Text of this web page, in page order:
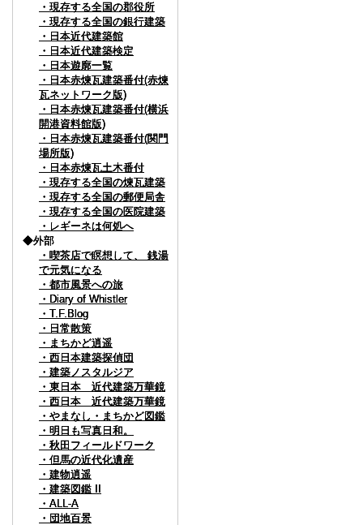
・現存する全国の郡役所
・現存する全国の銀行建築
・日本近代建築館
・日本近代建築検定
・日本遊廓一覧
・日本赤煉瓦建築番付(赤煉
瓦ネットワーク版)
・日本赤煉瓦建築番付(横浜
開港資料館版)
・日本赤煉瓦建築番付(関門
場所版)
・日本赤煉瓦土木番付
・現存する全国の煉瓦建築
・現存する全国の郵便局舎
・現存する全国の医院建築
・レギーネは何処へ
◆外部
・喫茶店で瞑想して、 銭湯
で元気になる
・都市風景への旅
・Diary of Whistler
・T.F.Blog
・日常散策
・まちかど逍遥
・西日本建築探偵団
・建築ノスタルジア
・東日本 近代建築万華鏡
・西日本 近代建築万華鏡
・やまなし・まちかど図鑑
・明日も写真日和。
・秋田フィールドワーク
・但馬の近代化遺産
・建物逍遥
・建築図鑑 II
・ALL-A
・団地百景
・現存する全国の郡役所
・現存する全国の銀行建築
・日本近代建築館
・日本近代建築検定
・日本遊廓一覧
・日本赤煉瓦建築番付(赤煉
瓦ネットワーク版)
・日本赤煉瓦建築番付(横浜
開港資料館版)
・日本赤煉瓦建築番付(関門
場所版)
・日本赤煉瓦土木番付
・現存する全国の煉瓦建築
・現存する全国の郵便局舎
・現存する全国の医院建築
・レギーネは何処へ
◆外部
・喫茶店で瞑想して、 銭湯
で元気になる
・都市風景への旅
・Diary of Whistler
・T.F.Blog
・日常散策
・まちかど逍遥
・西日本建築探偵団
・建築ノスタルジア
・東日本 近代建築万華鏡
・西日本 近代建築万華鏡
・やまなし・まちかど図鑑
・明日も写真日和。
・秋田フィールドワーク
・但馬の近代化遺産
・建物逍遥
・建築図鑑 II
・ALL-A
・団地百景
・現存する全国の郡役所
・現存する全国の銀行建築
・日本近代建築館
・日本近代建築検定
・日本遊廓一覧
・日本赤煉瓦建築番付(赤煉
瓦ネットワーク版)
・日本赤煉瓦建築番付(横浜
開港資料館版)
・日本赤煉瓦建築番付(関門
場所版)
・日本赤煉瓦土木番付
・現存する全国の煉瓦建築
・現存する全国の郵便局舎
・現存する全国の医院建築
・レギーネは何処へ
◆外部
・喫茶店で瞑想して、 銭湯
で元気になる
・都市風景への旅
・Diary of Whistler
・T.F.Blog
・日常散策
・まちかど逍遥
・西日本建築探偵団
・建築ノスタルジア
・東日本 近代建築万華鏡
・西日本 近代建築万華鏡
・やまなし・まちかど図鑑
・明日も写真日和。
・秋田フィールドワーク
・但馬の近代化遺産
・建物逍遥
・建築図鑑 II
・ALL-A
・団地百景